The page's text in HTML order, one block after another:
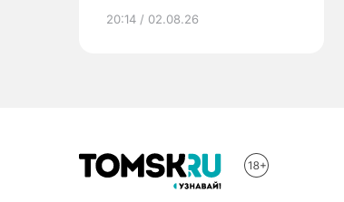
20:14 / 02.08.26